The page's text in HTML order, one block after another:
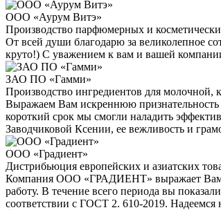
ООО «Аурум Витэ»
Производство парфюмерных и
От всей души благодарю за великолепное
круто!) С уважением к вам и вашей
ЗАО ПО «Гамми»
Производство ингредиентов для
Выражаем Вам искреннюю признательность
короткий срок мы смогли наладить
Заводчиковой Ксении, ее вежливость и
ООО «Градиент»
Дистрибьюция европейских и азиатских
Компания ООО «ГРАДИЕНТ» выражает Вам
работу. В течение всего периода вы
соответствии с ГОСТ 2. 610-2019.